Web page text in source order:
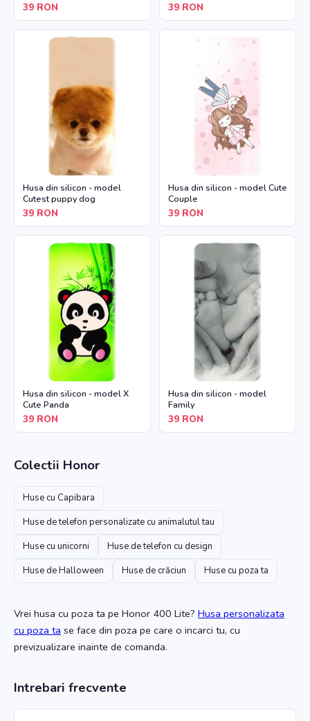
39 RON 39 RON
Husa din silicon - model
Cutest puppy dog
39 RON
Husa din silicon - model Cute
Couple
39 RON
Husa din silicon - model X
Cute Panda
39 RON
Husa din silicon - model
Family
39 RON
Colectii Honor
Huse cu Capibara
Huse de telefon personalizate cu animalutul tau
Huse cu unicorni
Huse de telefon cu design
Huse de Halloween
Huse de crăciun Huse cu poza ta
Vrei husa cu poza ta pe Honor 400 Lite? Husa personalizata
cu poza ta se face din poza pe care o incarci tu, cu
previzualizare inainte de comanda.
Intrebari frecvente